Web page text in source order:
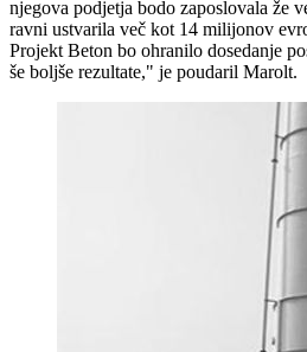
njegova podjetja bodo zaposlovala že
ravni ustvarila več kot 14 milijonov
Projekt Beton bo ohranilo dosedanje
še boljše rezultate," je poudaril Marolt.